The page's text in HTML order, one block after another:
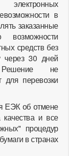
в
заказанные
средств без
30 дней
не
для перевозки
ЕЭК об отмене
и все
процедур
в странах